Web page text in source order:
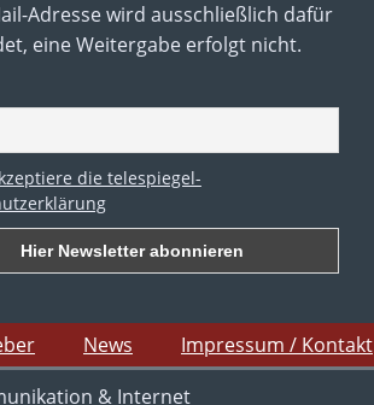
Adresse wird ausschließlich dafür
eine Weitergabe erfolgt nicht.
die telespiegel-
News Impressum / Kontakt
& Internet